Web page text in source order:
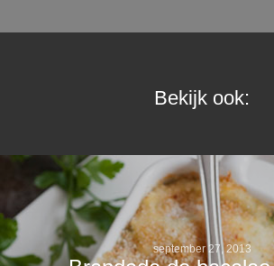
Bekijk ook:
september 27, 2013